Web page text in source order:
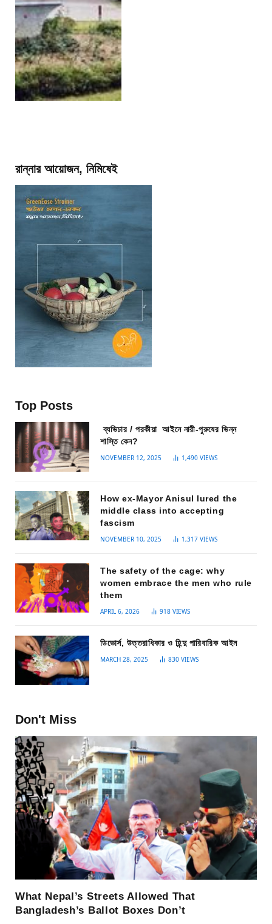
রান্নার আয়োজন, নিমিষেই
Top Posts
ব্যভিচার / পরকীয়া আইনে নারী-পুরুষের ভিন্ন
শাস্তি কেন?
NOVEMBER 12, 2025 1,490 VIEWS
How ex-Mayor Anisul lured the
middle class into accepting
fascism
NOVEMBER 10, 2025 1,317 VIEWS
The safety of the cage: why
women embrace the men who rule
them
APRIL 6, 2026 918 VIEWS
ডিভোর্স, উত্তরাধিকার ও হিন্দু পারিবারিক আইন
MARCH 28, 2025 830 VIEWS
Don't Miss
What Nepal’s Streets Allowed That
Bangladesh’s Ballot Boxes Don’t